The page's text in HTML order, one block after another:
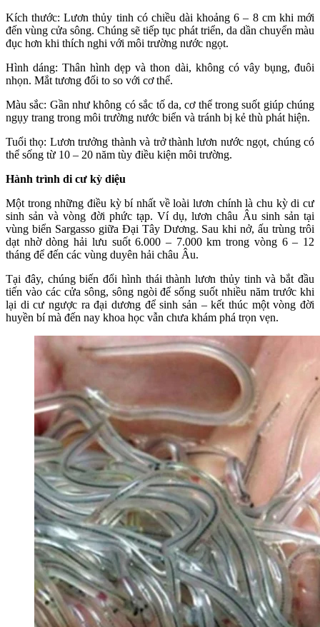
Kích thước: Lươn thủy tinh có chiều dài khoảng 6 – 8 cm khi mới
đến vùng cửa sông. Chúng sẽ tiếp tục phát triển, da dần chuyển màu
đục hơn khi thích nghi với môi trường nước ngọt.
Hình dáng: Thân hình dẹp và thon dài, không có vây bụng, đuôi
nhọn. Mắt tương đối to so với cơ thể.
Màu sắc: Gần như không có sắc tố da, cơ thể trong suốt giúp chúng
ngụy trang trong môi trường nước biển và tránh bị kẻ thù phát hiện.
Tuổi thọ: Lươn trưởng thành và trở thành lươn nước ngọt, chúng có
thể sống từ 10 – 20 năm tùy điều kiện môi trường.
Hành trình di cư kỳ diệu
Một trong những điều kỳ bí nhất về loài lươn chính là chu kỳ di cư
sinh sản và vòng đời phức tạp. Ví dụ, lươn châu Âu sinh sản tại
vùng biển Sargasso giữa Đại Tây Dương. Sau khi nở, ấu trùng trôi
dạt nhờ dòng hải lưu suốt 6.000 – 7.000 km trong vòng 6 – 12
tháng để đến các vùng duyên hải châu Âu.
Tại đây, chúng biến đổi hình thái thành lươn thủy tinh và bắt đầu
tiến vào các cửa sông, sông ngòi để sống suốt nhiều năm trước khi
lại di cư ngược ra đại dương để sinh sản – kết thúc một vòng đời
huyền bí mà đến nay khoa học vẫn chưa khám phá trọn vẹn.